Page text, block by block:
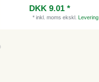
DKK 9.01 *
* inkl. moms ekskl. Levering